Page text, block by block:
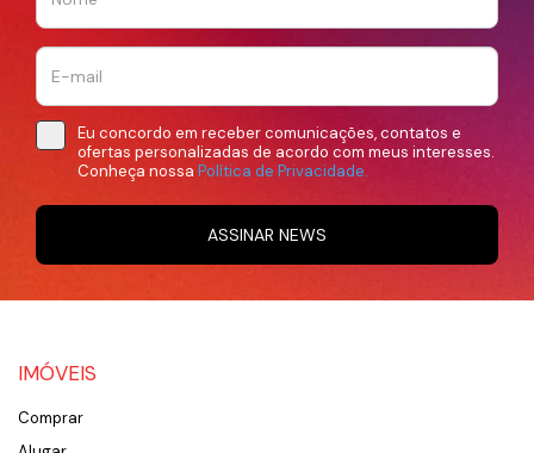
Eu concordo em receber comunicações, contatos e
ofertas personalizadas de acordo com meus interesses.
Conheça nossa Política de Privacidade.
ASSINAR NEWS
IMÓVEIS
Comprar